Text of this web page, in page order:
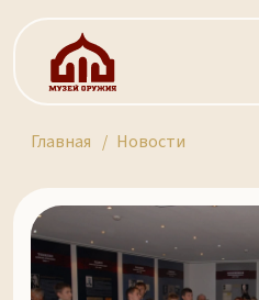
Главная Новости